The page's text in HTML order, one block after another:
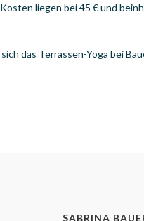
liegen bei 45 € und
das Terrassen-Yoga bei
SABRINA